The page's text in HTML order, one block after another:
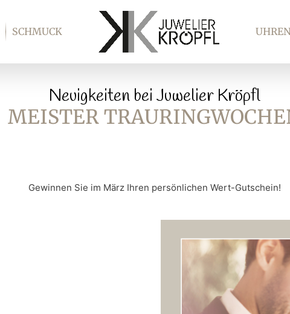
SCHMUCK
Neuigkeiten bei Juwelier Kröpfl
MEISTER
Gewinnen Sie im März Ihren persönlichen Wert-Gutschein!